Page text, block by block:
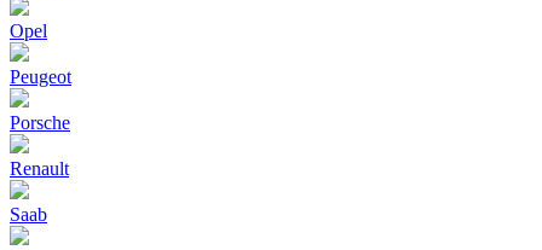
Opel
Peugeot
Porsche
Renault
Saab